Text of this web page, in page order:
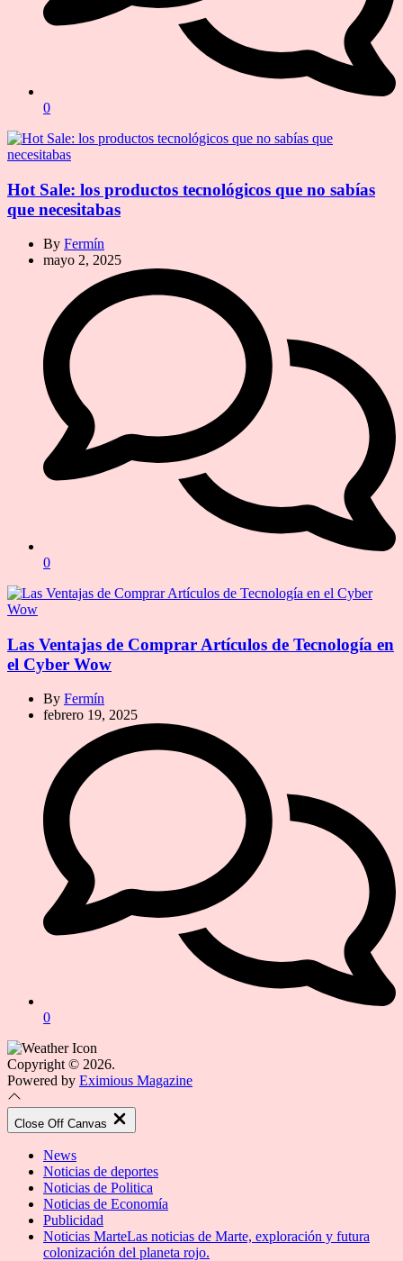
0
Hot Sale: los productos tecnológicos que no sabías
que necesitabas
By Fermín
mayo 2, 2025
0
Las Ventajas de Comprar Artículos de Tecnología en
el Cyber Wow
By Fermín
febrero 19, 2025
0
Copyright © 2026.
Powered by Eximious Magazine
Close Off Canvas
News
Noticias de deportes
Noticias de Politica
Noticias de Economía
Publicidad
Noticias MarteLas noticias de Marte, exploración y futura
colonización del planeta rojo.